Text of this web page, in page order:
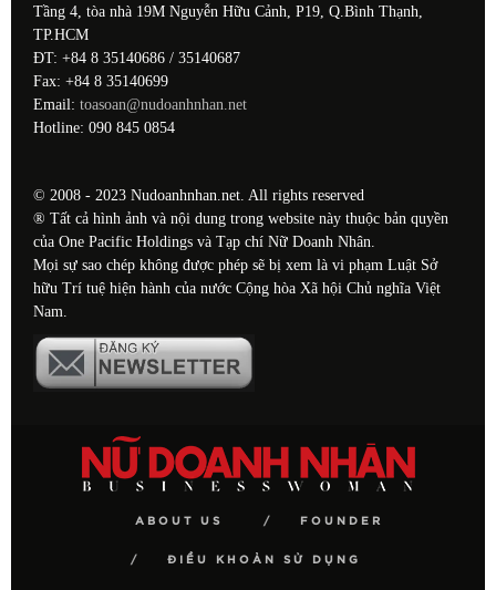
Tầng 4, tòa nhà 19M Nguyễn Hữu Cảnh, P19, Q.Bình Thạnh,
TP.HCM
ĐT: +84 8 35140686 / 35140687
Fax: +84 8 35140699
Email: toasoan@nudoanhnhan.net
Hotline: 090 845 0854
© 2008 - 2023 Nudoanhnhan.net. All rights reserved
® Tất cả hình ảnh và nội dung trong website này thuộc bản quyền
của One Pacific Holdings và Tạp chí Nữ Doanh Nhân.
Mọi sự sao chép không được phép sẽ bị xem là vi phạm Luật Sở
hữu Trí tuệ hiện hành của nước Cộng hòa Xã hội Chủ nghĩa Việt
Nam.
ABOUT US FOUNDER
ĐIỀU KHOẢN SỬ DỤNG